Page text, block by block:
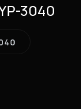
3040